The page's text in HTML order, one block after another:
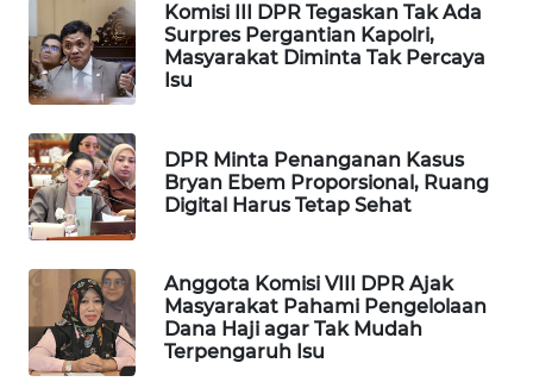
Komisi III DPR Tegaskan Tak Ada
Surpres Pergantian Kapolri,
Masyarakat Diminta Tak Percaya
Isu
DPR Minta Penanganan Kasus
Bryan Ebem Proporsional, Ruang
Digital Harus Tetap Sehat
Anggota Komisi VIII DPR Ajak
Masyarakat Pahami Pengelolaan
Dana Haji agar Tak Mudah
Terpengaruh Isu
MASYARAKAT
KELISTRIKAN
WALINKI
ID
MAWAKA
ID
MARTABAT
NET
PLN